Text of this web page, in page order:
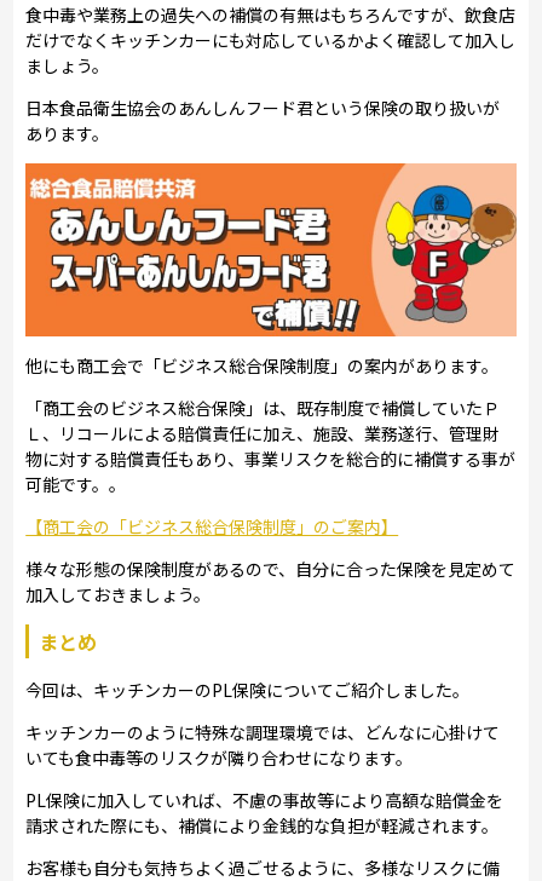
食中毒や業務上の過失への補償の有無はもちろんですが、飲食店
だけでなくキッチンカーにも対応しているかよく確認して加入し
ましょう。
日本食品衛生協会のあんしんフード君という保険の取り扱いが
あります。
他にも商工会で「ビジネス総合保険制度」の案内があります。
「商工会のビジネス総合保険」は、既存制度で補償していたＰ
Ｌ、リコールによる賠償責任に加え、施設、業務遂行、管理財
物に対する賠償責任もあり、事業リスクを総合的に補償する事が
可能です。。
【商工会の「ビジネス総合保険制度」のご案内】
様々な形態の保険制度があるので、自分に合った保険を見定めて
加入しておきましょう。
まとめ
今回は、キッチンカーのPL保険についてご紹介しました。
キッチンカーのように特殊な調理環境では、どんなに心掛けて
いても食中毒等のリスクが隣り合わせになります。
PL保険に加入していれば、不慮の事故等により高額な賠償金を
請求された際にも、補償により金銭的な負担が軽減されます。
お客様も自分も気持ちよく過ごせるように、多様なリスクに備